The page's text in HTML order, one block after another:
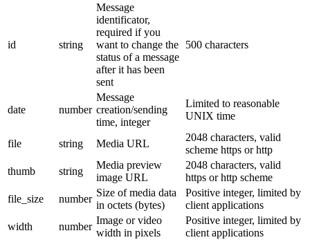
id string
Message
identificator,
required if you
want to change the
status of a message
after it has been
sent
500 characters
date number
Message
creation/sending
time, integer
Limited to reasonable
UNIX time
file string Media URL
2048 characters, valid
scheme https or http
thumb
string
Media preview
image URL
2048 characters, valid
https or http scheme
file_size
number
Size of media data
in octets (bytes)
Positive integer, limited by
client applications
width
number
Image or video
width in pixels
Positive integer, limited by
client applications